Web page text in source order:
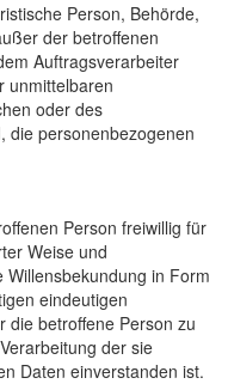
Person, Behörde,
der betroffenen
Auftragsverarbeiter
unmittelbaren
oder des
die personenbezogenen
Person freiwillig für
Weise und
in Form
eindeutigen
die betroffene Person zu
der sie
Daten einverstanden ist.